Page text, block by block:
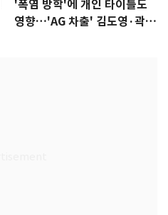
'폭염 방학'에 개인 타이틀도
영향…'AG 차출' 김도영·곽빈